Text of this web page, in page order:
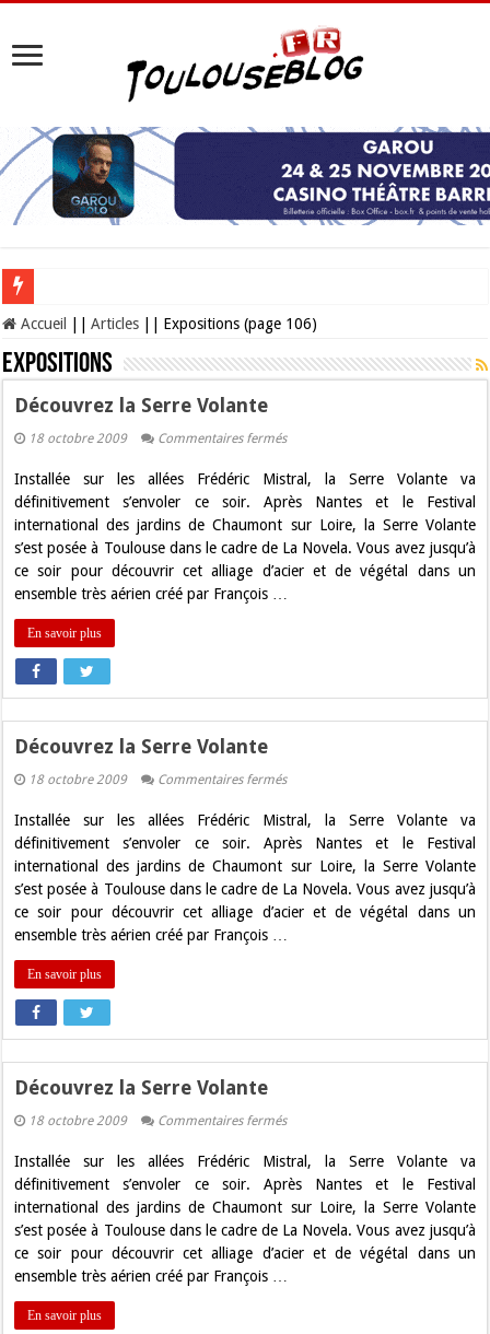
Les Nocturnes de la Cité de l’espace 2026 : l’événement incontournable de
Accueil Articles Expositions (page 106)
Expositions
Découvrez la Serre Volante
18 octobre 2009 Commentaires ferméssur
Serre
Volante
Installée sur les allées Frédéric Mistral, la Serre Volante va
définitivement s’envoler ce soir. Après Nantes et le Festival
international des jardins de Chaumont sur Loire, la Serre Volante
s’est posée à Toulouse dans le cadre de La Novela. Vous avez jusqu’à
ce soir pour découvrir cet alliage d’acier et de végétal dans un
ensemble très aérien créé par François …
En savoir plus
Découvrez la Serre Volante
18 octobre 2009 Commentaires ferméssur
Serre
Volante
Installée sur les allées Frédéric Mistral, la Serre Volante va
définitivement s’envoler ce soir. Après Nantes et le Festival
international des jardins de Chaumont sur Loire, la Serre Volante
s’est posée à Toulouse dans le cadre de La Novela. Vous avez jusqu’à
ce soir pour découvrir cet alliage d’acier et de végétal dans un
ensemble très aérien créé par François …
En savoir plus
Découvrez la Serre Volante
18 octobre 2009 Commentaires ferméssur
Serre
Volante
Installée sur les allées Frédéric Mistral, la Serre Volante va
définitivement s’envoler ce soir. Après Nantes et le Festival
international des jardins de Chaumont sur Loire, la Serre Volante
s’est posée à Toulouse dans le cadre de La Novela. Vous avez jusqu’à
ce soir pour découvrir cet alliage d’acier et de végétal dans un
ensemble très aérien créé par François …
En savoir plus